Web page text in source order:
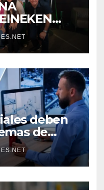
FORMA
deben
de
por
Mes